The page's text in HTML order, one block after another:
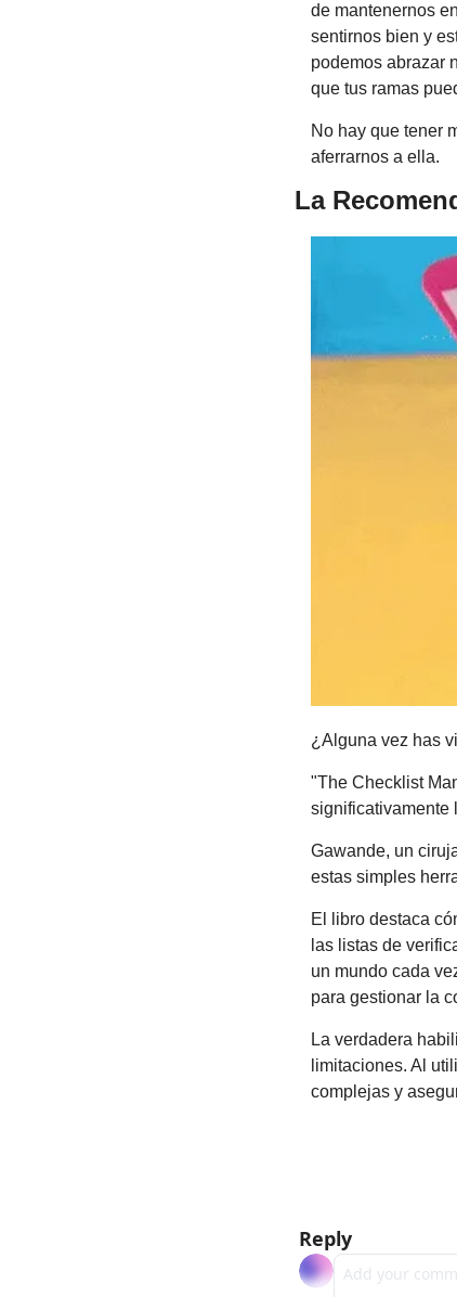
de mantenernos
sentirnos bien y
podemos abrazar
que tus ramas
No hay que tener
aferrarnos a ella.
La
¿Alguna vez has
"The Checklist
significativamente
Gawande, un
estas simples
El libro destaca
las listas de
un mundo cada
para gestionar la
La verdadera
limitaciones. Al
complejas y
Reply